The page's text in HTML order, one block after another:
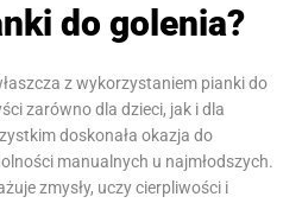
do golenia?
z wykorzystaniem pianki do
zarówno dla dzieci, jak i dla
doskonała okazja do
manualnych u najmłodszych.
zmysły, uczy cierpliwości i